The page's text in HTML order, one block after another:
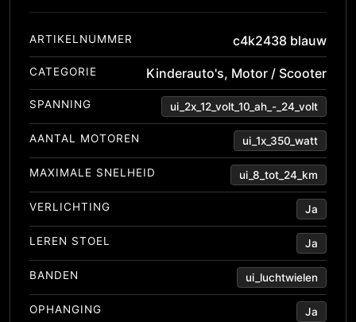
ARTIKELNUMMER c4k2438 blauw
CATEGORIE Kinderauto's, Motor / Scooter
SPANNING ui_2x_12_volt_10_ah_-_24_volt
AANTAL MOTOREN ui_1x_350_watt
MAXIMALE SNELHEID ui_8_tot_24_km
VERLICHTING Ja
LEREN STOEL Ja
BANDEN ui_luchtwielen
OPHANGING Ja